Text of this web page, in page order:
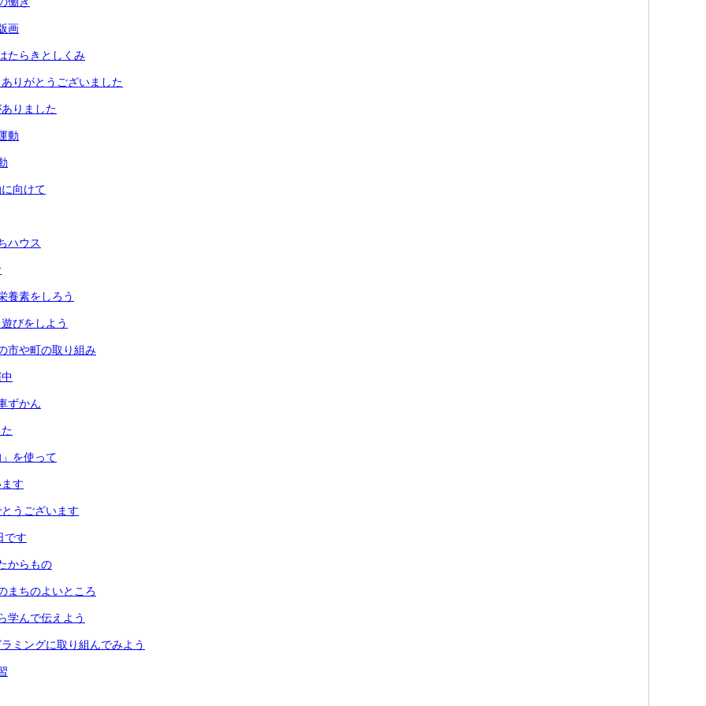
画
たらきとしくみ
りがとうございました
りました
動
向けて
ハウス
素をしろう
びをしよう
や町の取り組み
ずかん
を使って
す
うございます
す
からもの
ちのよいところ
んで伝えよう
ミングに取り組んでみよう